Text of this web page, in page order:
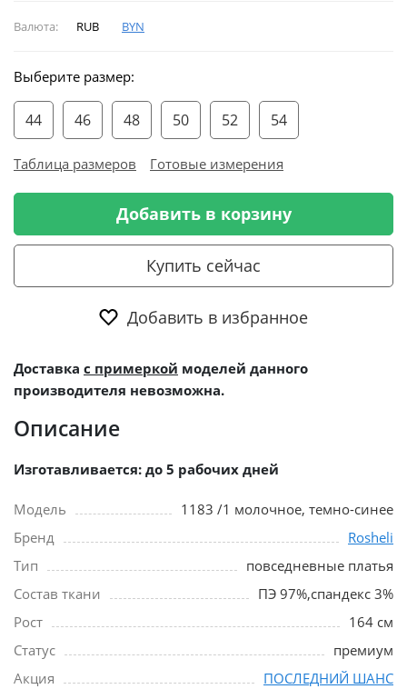
Валюта: RUB BYN
Выберите размер:
44 46 48 50 52 54
Таблица размеров Готовые измерения
Добавить в корзину
Купить сейчас
Добавить в избранное
Доставка с примеркой моделей данного
производителя невозможна.
Описание
Изготавливается: до 5 рабочих дней
Модель
1183 /1 молочное, темно-синее
Бренд
Rosheli
Тип
повседневные платья
Состав ткани
ПЭ 97%,спандекс 3%
Рост
164 см
Статус
премиум
Акция
ПОСЛЕДНИЙ ШАНС